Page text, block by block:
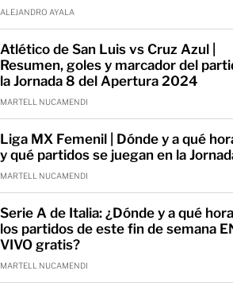
ALEJANDRO AYALA
Atlético de San Luis vs Cruz Azul |
Resumen, goles y marcador del
la Jornada 8 del Apertura 2024
MARTELL NUCAMENDI
Liga MX Femenil | Dónde y a qué
y qué partidos se juegan en la
MARTELL NUCAMENDI
Serie A de Italia: ¿Dónde y a qué
los partidos de este fin de semana
VIVO gratis?
MARTELL NUCAMENDI